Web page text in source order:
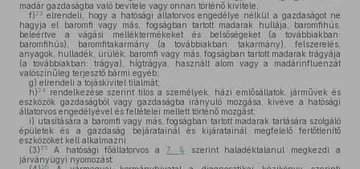
madár gazdaságba való bevitele vagy onnan történő kivitele;
f) 23 elrendeli, hogy a hatósági állatorvos engedélye nélkül a gazdaságot ne
hagyja el baromfi vagy más, fogságban tartott madarak hullája, baromfihús,
beleértve a vágási melléktermékeket és belsőségeket (a továbbiakban:
baromfihús), baromfitakarmány (a továbbiakban: takarmány), felszerelés,
anyagok, hulladék, ürülék, baromfi vagy más, fogságban tartott madarak trágyája
(a továbbiakban: trágya), hígtrágya, használt alom vagy a madárinfluenzát
valószínűleg terjesztő bármi egyéb;
g) elrendeli a tojáskivitel tilalmát;
h) 24
rendelkezése szerint tilos a személyek, házi emlősállatok, járművek és
eszközök gazdaságból vagy gazdaságba irányuló mozgása, kivéve a hatósági
állatorvos engedélyével és feltételei mellett történő mozgást;
i) utasítására a baromfi vagy más, fogságban tartott madarak tartására szolgáló
épületek és a gazdaság bejáratainál és kijáratainál megfelelő fertőtlenítő
eszközöket kell alkalmazni.
(3) 25 A hatósági főállatorvos a 7. § szerint haladéktalanul megkezdi a
járványügyi nyomozást.
26